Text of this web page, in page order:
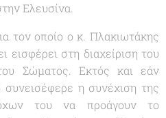
Ελευσίνα.
τον οποίο ο κ. Πλακιωτάκης
εισφέρει στη διαχείριση του
Σώματος. Εκτός και εάν
συνεισέφερε η συνέχιση της
του να προάγουν το